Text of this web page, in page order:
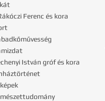
Ferenc és kora
István gróf és kora